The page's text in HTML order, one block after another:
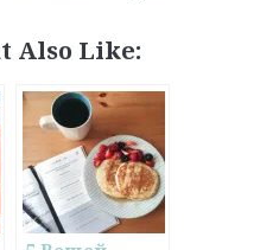
Also Like: